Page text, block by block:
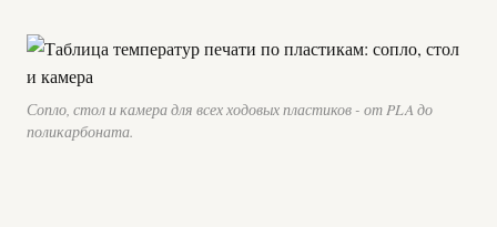
Сопло, стол и камера для всех ходовых пластиков - от PLA до
поликарбоната.